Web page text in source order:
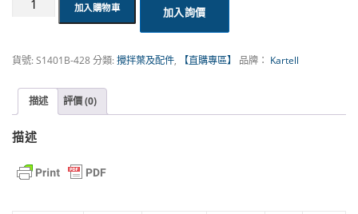
含
固
梯
加入購物車 加入詢價
貨號:S1401B-428分類:攪拌葉及配件, 【直購專區】 品牌： Kartell
描述 評價 (0)
描述